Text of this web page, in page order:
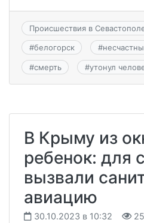
Происшествия в
#белогорск #
#смерть #утонул
В Крыму из
ребенок: для
вызвали
авиацию
30.10.2023 в 10:32